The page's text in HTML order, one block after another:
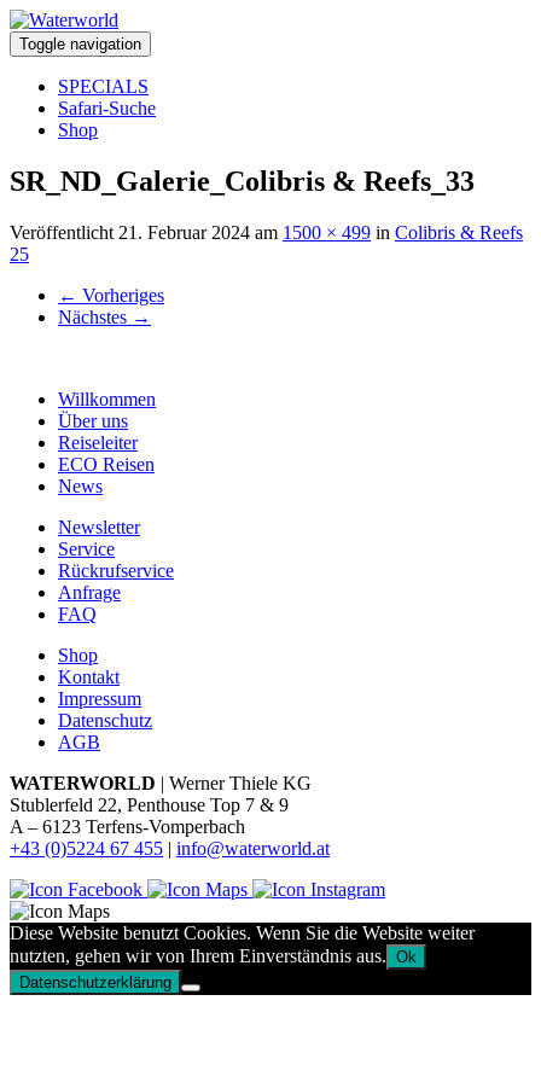
Toggle navigation
SPECIALS
Safari-Suche
Shop
SR_ND_Galerie_Colibris & Reefs_33
Veröffentlicht 21. Februar 2024 am 1500 × 499 in Colibris & Reefs
25
← Vorheriges
Nächstes →
Willkommen
Über uns
Reiseleiter
ECO Reisen
News
Newsletter
Service
Rückrufservice
Anfrage
FAQ
Shop
Kontakt
Impressum
Datenschutz
AGB
WATERWORLD | Werner Thiele KG
Stublerfeld 22, Penthouse Top 7 & 9
A – 6123 Terfens-Vomperbach
+43 (0)5224 67 455 | info@waterworld.at
Diese Website benutzt Cookies. Wenn Sie die Website weiter
nutzten, gehen wir von Ihrem Einverständnis aus. Ok
Datenschutzerklärung